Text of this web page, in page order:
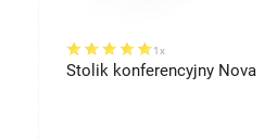
1x
Stolik konferencyjny Nova